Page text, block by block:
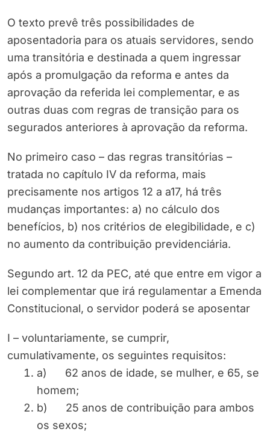
O texto prevê três possibilidades de
aposentadoria para os atuais servidores, sendo
uma transitória e destinada a quem ingressar
após a promulgação da reforma e antes da
aprovação da referida lei complementar, e as
outras duas com regras de transição para os
segurados anteriores à aprovação da reforma.
No primeiro caso – das regras transitórias –
tratada no capítulo IV da reforma, mais
precisamente nos artigos 12 a a17, há três
mudanças importantes: a) no cálculo dos
benefícios, b) nos critérios de elegibilidade, e c)
no aumento da contribuição previdenciária.
Segundo art. 12 da PEC, até que entre em vigor a
lei complementar que irá regulamentar a Emenda
Constitucional, o servidor poderá se aposentar
I – voluntariamente, se cumprir,
cumulativamente, os seguintes requisitos:
a) 62 anos de idade, se mulher, e 65, se
homem;
b) 25 anos de contribuição para ambos
os sexos;